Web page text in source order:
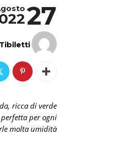
27
ricca di verde
per ogni
molta umidità